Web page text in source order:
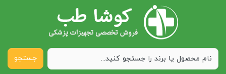
جستجو